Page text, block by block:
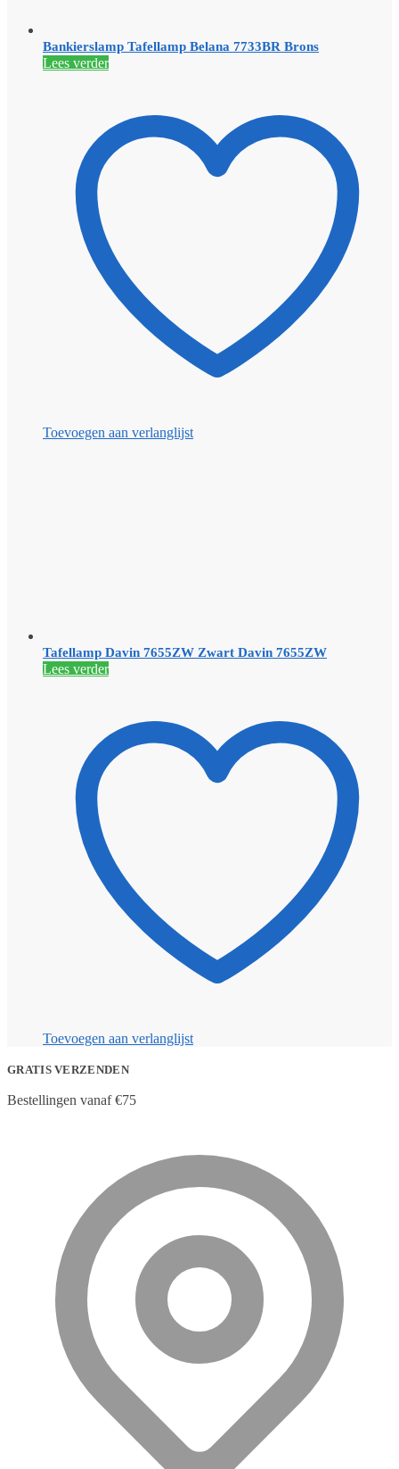
Bankierslamp Tafellamp Belana 7733BR Brons
Lees verder
Toevoegen aan verlanglijst
Tafellamp Davin 7655ZW Zwart Davin 7655ZW
Lees verder
Toevoegen aan verlanglijst
GRATIS VERZENDEN
Bestellingen vanaf €75